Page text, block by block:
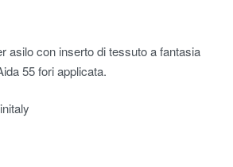
asilo con inserto di tessuto a fantasia
55 fori applicata.